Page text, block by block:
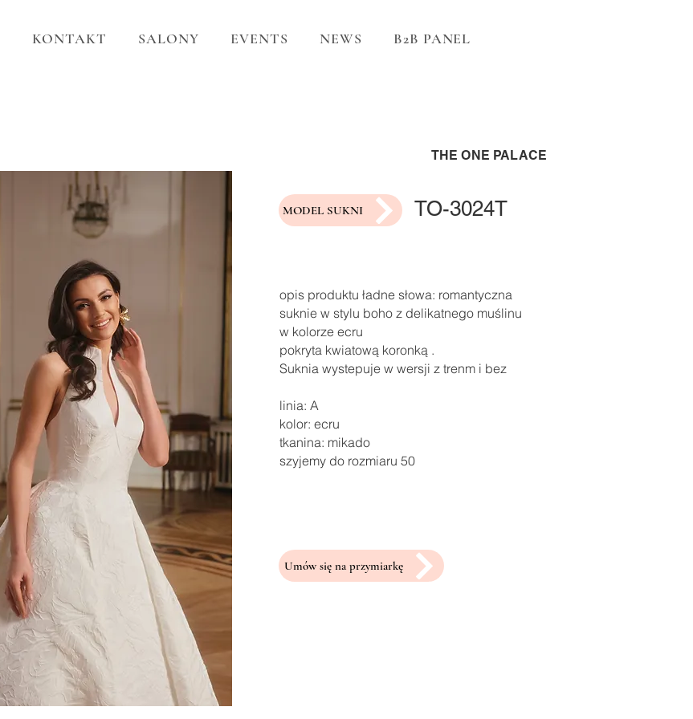
KONTAKT SALONY EVENTS NEWS B2B PANEL
THE ONE PALACE
MODEL SUKNI TO-3024T
opis produktu ładne słowa: romantyczna
suknie w stylu boho z delikatnego muślinu
w kolorze ecru
pokryta kwiatową koronką .
Suknia wystepuje w wersji z trenm i bez
linia: A
kolor: ecru
tkanina: mikado
szyjemy do rozmiaru 50
Umów się na przymiarkę